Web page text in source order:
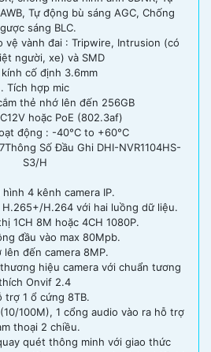
Tự động bù sáng AGC, Chống
sáng BLC.
vệ vành đai : Tripwire, Intrusion (có
người, xe) và SMD
cố định 3.6mm
. Tích hợp mic
thẻ nhớ lên đến 256GB
hoặc PoE (802.3af)
động : -40°C to +60°C
Số Đầu Ghi DHI-NVR1104HS-
S3/H
4 kênh camera IP.
H.264 với hai luồng dữ liệu.
1CH 8M hoặc 4CH 1080P.
đầu vào max 80Mpb.
lên đến camera 8MP.
hiệu camera với chuẩn tương
Onvif 2.4
trợ 1 ổ cứng 8TB.
100M), 1 cổng audio vào ra hỗ trợ
thoại 2 chiều.
quét thông minh với giao thức